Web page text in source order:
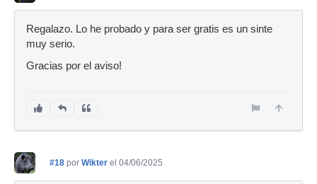
Regalazo. Lo he probado y para ser gratis es un sinte
muy serio.
Gracias por el aviso!
#18 por Wikter el 04/06/2025